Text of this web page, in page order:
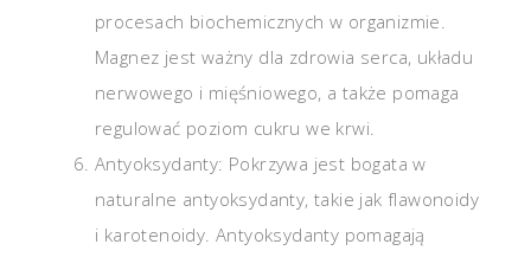
procesach biochemicznych w organizmie.
Magnez jest ważny dla zdrowia serca, układu
nerwowego i mięśniowego, a także pomaga
regulować poziom cukru we krwi.
Antyoksydanty: Pokrzywa jest bogata w
naturalne antyoksydanty, takie jak flawonoidy
i karotenoidy. Antyoksydanty pomagają